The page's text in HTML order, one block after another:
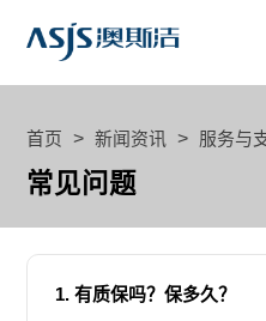
首页 > 新闻资讯 > 服务与
常见问题
1. 有质保吗？保多久？